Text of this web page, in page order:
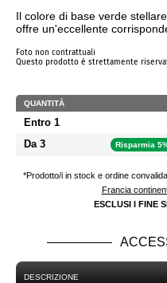
Il colore di base verde
offre un'eccellente
Foto non contrattuali
Questo prodotto è strettamente
QUANTITÀ
Entro 1
Da 3 Risparmia
*Prodotto/i in stock e ordine
Francia
ESCLUSI I FINE
DESCRIZIONE